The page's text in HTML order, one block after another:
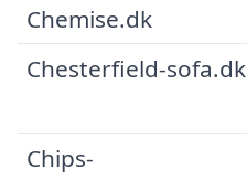
Chemise.dk
Chesterfield-sofa.dk
Chips-